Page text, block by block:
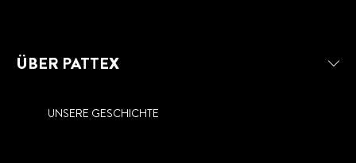
ÜBER PATTEX
UNSERE GESCHICHTE